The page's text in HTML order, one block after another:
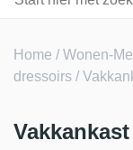
Home /Wonen-
dressoirs /